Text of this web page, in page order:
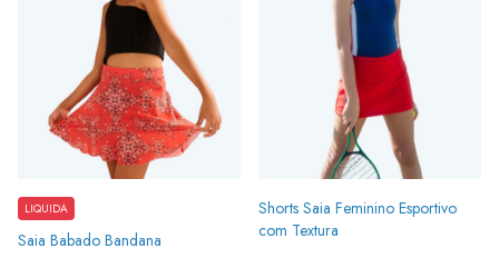
Saia Babado Bandana
LIQUIDA
Shorts Saia Feminino Esportivo
com Textura